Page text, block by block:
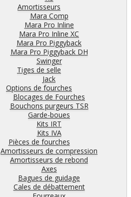
Amortisseurs
Mara Comp
Mara Pro Inline
Mara Pro Inline XC
Mara Pro Piggyback
Mara Pro Piggyback DH
Swinger
Tiges de selle
Jack
Options de fourches
Blocages de Fourches
Bouchons purgeurs TSR
Garde-boues
Kits IRT
Kits IVA
Pièces de fourches
Amortisseurs de compression
Amortisseurs de rebond
Axes
Bagues de guidage
Cales de débattement